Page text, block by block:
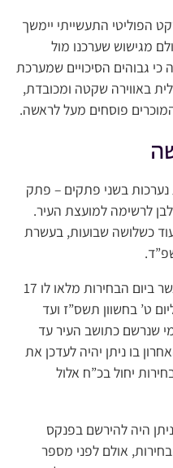
הפוליטי התעשייתי יימשך
מגישוש שערכנו מול
גבוהים הסיכויים שמערכת
באווירה שקטה ומכובדת,
פוסחים מעל לראשה.
נערכות בשני פתקים – פתק
לרשימה למועצת העיר.
כשלושה שבועות, בעשרת
בבחירות יוכל להשתתף כל תושב אשר ביום הבחירות מלאו לו 17
ט’ בחשוון תשס”ז ועד
שנרשם כתושב העיר עד
בו ניתן יהיה לעדכן את
יחול בכ”ח אלול
היה להירשם בפנקס
40 יום לפני הבחירות, אולם לפני מספר